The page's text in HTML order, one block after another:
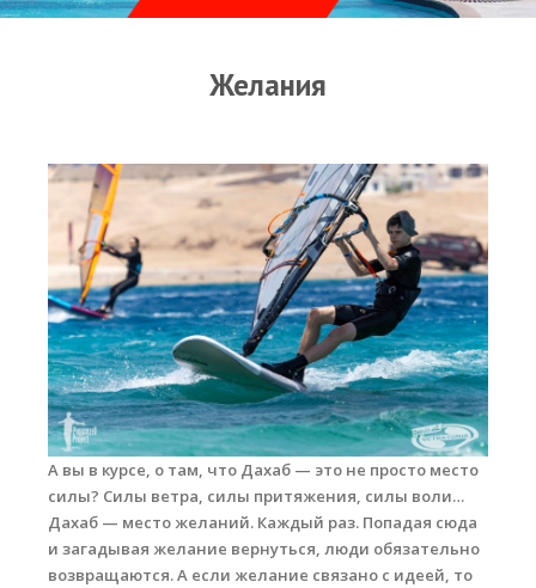
Оборудование
Дахаб
ВиндСерфКидс
Новости
Медиа
Медиа архив
Фотки
Видео
Места катания
Наши Станции
Желания
А вы в курсе, о там, что Дахаб — это не просто место
силы? Силы ветра, силы притяжения, силы воли…
Дахаб — место желаний. Каждый раз. Попадая сюда
и загадывая желание вернуться, люди обязательно
возвращаются. А если желание связано с идеей, то